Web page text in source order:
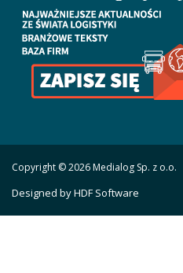
Copyright © 2026 Medialog Sp. z o.o.
Designed by HDF Software